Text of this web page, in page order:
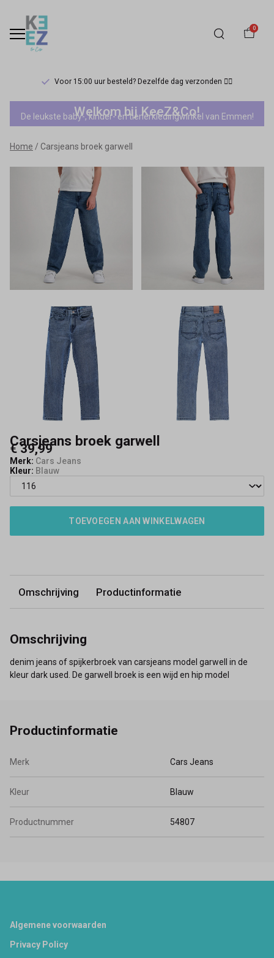
0
Voor 15:00 uur besteld? Dezelfde dag verzonden 🏃‍♀️
Carsjeans
broek
garwell
Keez&Co
Welkom bij KeeZ&Co!
De leukste baby-, kinder- en tienerkledingwinkel van Emmen!
Home Carsjeans broek garwell
Carsjeans broek garwell
€ 39,99
Merk: Cars Jeans
Kleur: Blauw
TOEVOEGEN AAN WINKELWAGEN
Omschrijving Productinformatie
Omschrijving
denim jeans of spijkerbroek van carsjeans model garwell in de
kleur dark used. De garwell broek is een wijd en hip model
Productinformatie
Merk Cars Jeans
Kleur Blauw
Productnummer 54807
Footer
Algemene voorwaarden
Privacy Policy